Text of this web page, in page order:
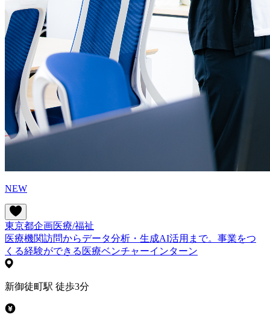
NEW
東京都企画医療/福祉
医療機関訪問からデータ分析・生成AI活用まで。事業をつ
くる経験ができる医療ベンチャーインターン
新御徒町駅 徒歩3分